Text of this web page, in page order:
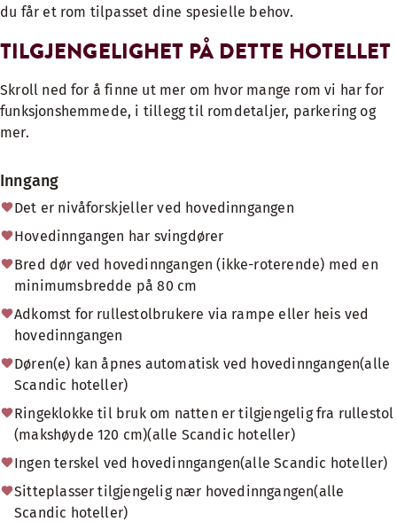
du får et rom tilpasset dine spesielle behov.
TILGJENGELIGHET PÅ DETTE HOTELLET
Skroll ned for å finne ut mer om hvor mange rom vi har for
funksjonshemmede, i tillegg til romdetaljer, parkering og
mer.
Inngang
Det er nivåforskjeller ved hovedinngangen
Hovedinngangen har svingdører
Bred dør ved hovedinngangen (ikke-roterende) med en
minimumsbredde på 80 cm
Adkomst for rullestolbrukere via rampe eller heis ved
hovedinngangen
Døren(e) kan åpnes automatisk ved hovedinngangen(alle
Scandic hoteller)
Ringeklokke til bruk om natten er tilgjengelig fra rullestol
(makshøyde 120 cm)(alle Scandic hoteller)
Ingen terskel ved hovedinngangen(alle Scandic hoteller)
Sitteplasser tilgjengelig nær hovedinngangen(alle
Scandic hoteller)